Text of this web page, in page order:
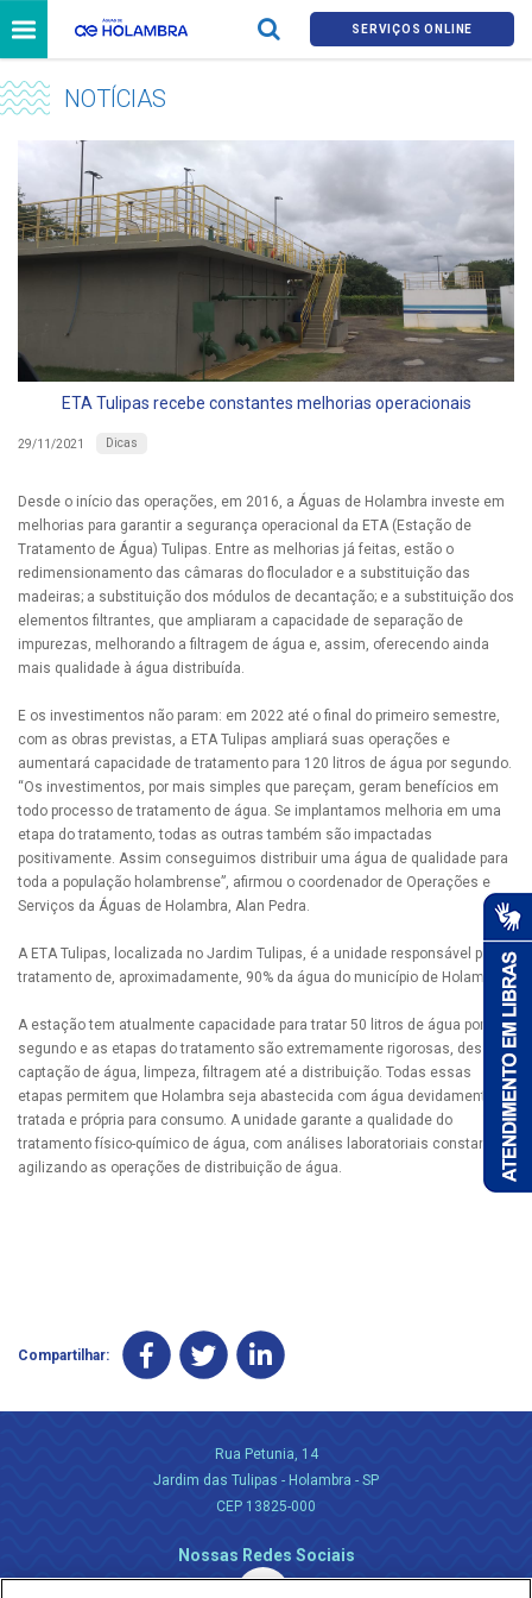
SERVIÇOS ONLINE
NOTÍCIAS
ETA Tulipas recebe constantes melhorias operacionais
29/11/2021 Dicas
Desde o início das operações, em 2016, a Águas de Holambra investe em
melhorias para garantir a segurança operacional da ETA (Estação de
Tratamento de Água) Tulipas. Entre as melhorias já feitas, estão o
redimensionamento das câmaras do floculador e a substituição das
madeiras; a substituição dos módulos de decantação; e a substituição dos
elementos filtrantes, que ampliaram a capacidade de separação de
impurezas, melhorando a filtragem de água e, assim, oferecendo ainda
mais qualidade à água distribuída.
E os investimentos não param: em 2022 até o final do primeiro semestre,
com as obras previstas, a ETA Tulipas ampliará suas operações e
aumentará capacidade de tratamento para 120 litros de água por segundo.
“Os investimentos, por mais simples que pareçam, geram benefícios em
todo processo de tratamento de água. Se implantamos melhoria em uma
etapa do tratamento, todas as outras também são impactadas
positivamente. Assim conseguimos distribuir uma água de qualidade para
toda a população holambrense”, afirmou o coordenador de Operações e
Serviços da Águas de Holambra, Alan Pedra.
A ETA Tulipas, localizada no Jardim Tulipas, é a unidade responsável pelo
tratamento de, aproximadamente, 90% da água do município de Holambra.
A estação tem atualmente capacidade para tratar 50 litros de água por
segundo e as etapas do tratamento são extremamente rigorosas, desde a
captação de água, limpeza, filtragem até a distribuição. Todas essas
etapas permitem que Holambra seja abastecida com água devidamente
tratada e própria para consumo. A unidade garante a qualidade do
tratamento físico-químico de água, com análises laboratoriais constantes,
agilizando as operações de distribuição de água.
Compartilhar:
Rua Petunia, 14
Jardim das Tulipas - Holambra - SP
CEP 13825-000
Nossas Redes Sociais